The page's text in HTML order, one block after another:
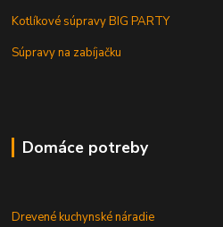
Kotlíkové súpravy BIG PARTY
Súpravy na zabíjačku
Domáce potreby
Drevené kuchynské náradie